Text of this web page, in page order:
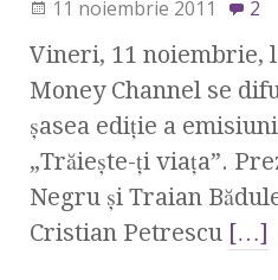
11 noiembrie 2011
2
Vineri, 11 noiembrie,
Money Channel se
şasea ediţie a
„Trăieşte-ţi viaţa”.
Negru şi Traian
Cristian Petrescu […]